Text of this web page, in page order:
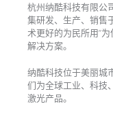
杭州纳酷科技有限公
集研发、生产、销售
术更好的为民所用”
解决方案。
纳酷科技位于美丽城
们为全球工业、科技
激光产品。